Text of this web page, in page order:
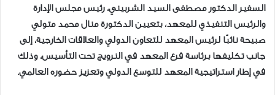
السفير الدكتور مصطفى السيد الشربيني، رئيس مجلس الإدارة
والرئيس التنفيذي للمعهد، بتعيين الدكتورة منال محمد متولي
صبيحة نائبًا لرئيس المعهد للتعاون الدولي والعلاقات الخارجية، إلى
جانب تكليفها برئاسة فرع المعهد في النرويج تحت التأسيس، وذلك
في إطار استراتيجية المعهد للتوسع الدولي وتعزيز حضوره العالمي.